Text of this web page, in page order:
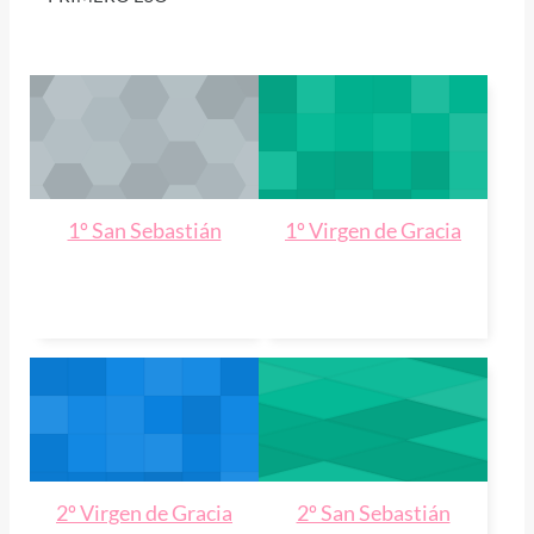
1º San Sebastián 1º Virgen de Gracia
2º Virgen de Gracia 2º San Sebastián